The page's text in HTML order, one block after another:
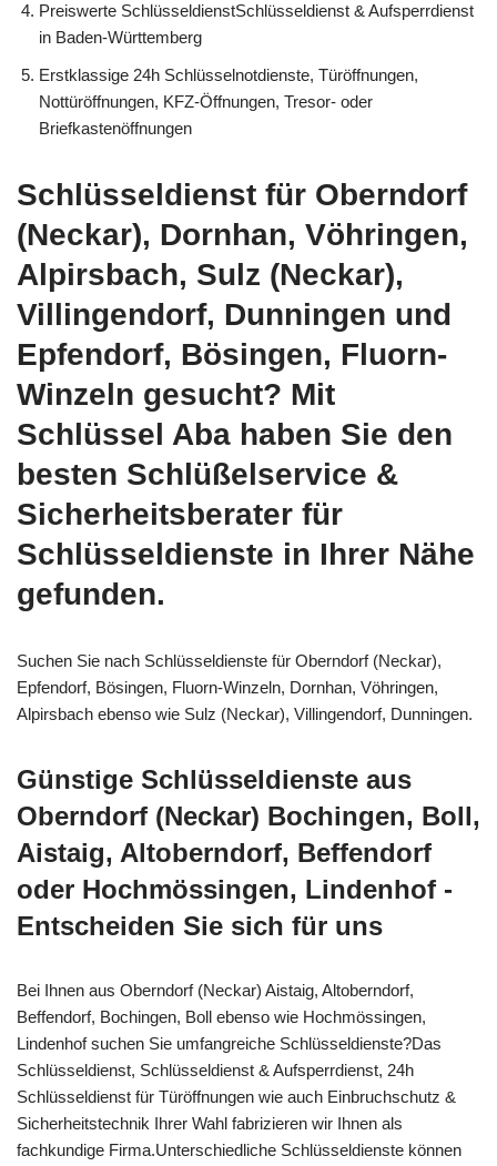
Preiswerte SchlüsseldienstSchlüsseldienst & Aufsperrdienst
in Baden-Württemberg
Erstklassige 24h Schlüsselnotdienste, Türöffnungen,
Nottüröffnungen, KFZ-Öffnungen, Tresor- oder
Briefkastenöffnungen
Schlüsseldienst für Oberndorf
(Neckar), Dornhan, Vöhringen,
Alpirsbach, Sulz (Neckar),
Villingendorf, Dunningen und
Epfendorf, Bösingen, Fluorn-
Winzeln gesucht? Mit
Schlüssel Aba haben Sie den
besten Schlüßelservice &
Sicherheitsberater für
Schlüsseldienste in Ihrer Nähe
gefunden.
Suchen Sie nach Schlüsseldienste für Oberndorf (Neckar),
Epfendorf, Bösingen, Fluorn-Winzeln, Dornhan, Vöhringen,
Alpirsbach ebenso wie Sulz (Neckar), Villingendorf, Dunningen.
Günstige Schlüsseldienste aus
Oberndorf (Neckar) Bochingen, Boll,
Aistaig, Altoberndorf, Beffendorf
oder Hochmössingen, Lindenhof -
Entscheiden Sie sich für uns
Bei Ihnen aus Oberndorf (Neckar) Aistaig, Altoberndorf,
Beffendorf, Bochingen, Boll ebenso wie Hochmössingen,
Lindenhof suchen Sie umfangreiche Schlüsseldienste?Das
Schlüsseldienst, Schlüsseldienst & Aufsperrdienst, 24h
Schlüsseldienst für Türöffnungen wie auch Einbruchschutz &
Sicherheitstechnik Ihrer Wahl fabrizieren wir Ihnen als
fachkundige Firma.Unterschiedliche Schlüsseldienste können